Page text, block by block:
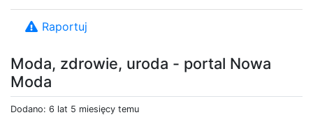
Moda, zdrowie, uroda - portal Nowa
Moda
Dodano: 6 lat 5 miesięcy temu
Raportuj